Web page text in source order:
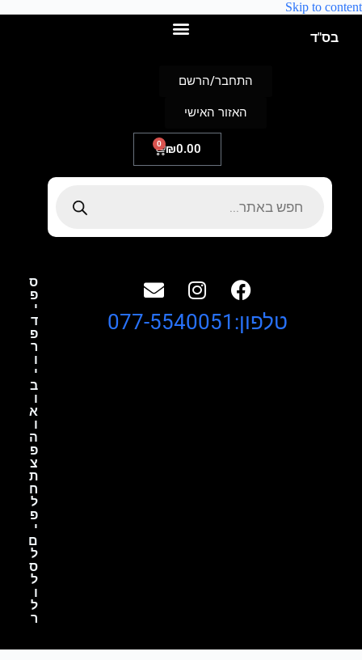
Skip to content
בס"ד
₪0.00
0
התחבר/הרשם
האזור האישי
ס
פ
י
ד
פ
ר
ו
י
ב
ו
א
ו
ה
פ
צ
ת
ח
ל
פ
י
ם
ל
ס
ל
ו
ל
ר
טלפון:077-5540051